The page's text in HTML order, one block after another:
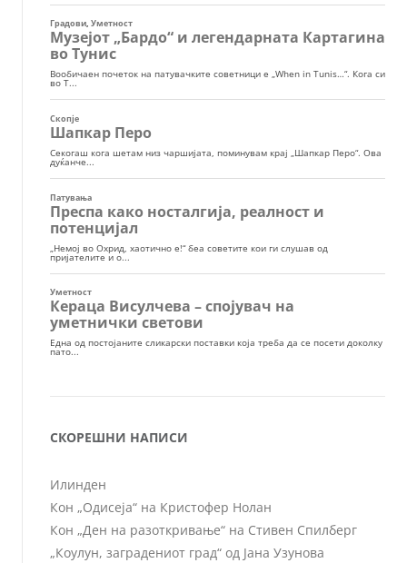
СКОРЕШНИ НАПИСИ
Илинден
Кон „Одисеја“ на Кристофер Нолан
Кон „Ден на разоткривање“ на Стивен Спилберг
„Коулун, заградениот град“ од Јана Узунова